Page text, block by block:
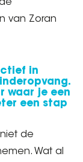
van Zoran
in
waar je een
een stap
de
Wat al